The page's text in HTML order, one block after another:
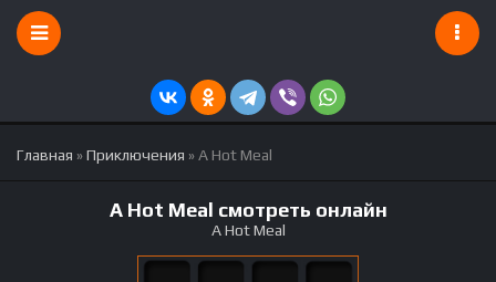
Главная »Приключения » A Hot Meal
A Hot Meal смотреть онлайн
A Hot Meal